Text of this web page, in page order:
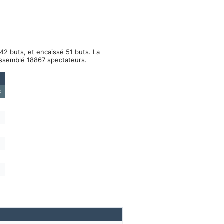
buts, et encaissé 51 buts. La
18867 spectateurs.